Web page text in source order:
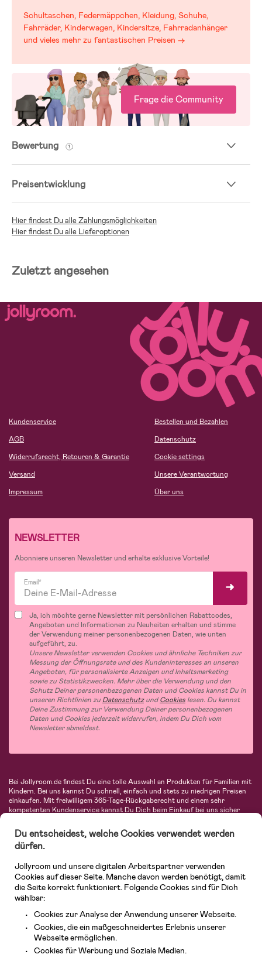
Schultaschen, Federmäppchen, Kleidung, Schuhe,
Fahrräder, Kinderwagen, Kindersitze, Fahrradanhänger
und vieles mehr zu fantastischen Preisen →
Frage die Community
Bewertung
Preisentwicklung
Hier findest Du alle Zahlungsmöglichkeiten
Hier findest Du alle Lieferoptionen
Zuletzt angesehen
Kundenservice
AGB
Widerrufsrecht, Retouren & Garantie
Versand
Impressum
Bestellen und Bezahlen
Datenschutz
Cookie settings
Unsere Verantwortung
Über uns
NEWSLETTER
Abonniere unseren Newsletter und erhalte exklusive Vorteile!
Email*
Ja, ich möchte gerne Newsletter mit persönlichen Rabattcodes,
Angeboten und Informationen zu Neuheiten erhalten und stimme
der Verwendung meiner personenbezogenen Daten, wie unten
aufgeführt, zu.
Unsere Newsletter verwenden Cookies und ähnliche Techniken zur
Messung der Öffnungsrate und des Kundeninteresses an unseren
Angeboten, für personalisierte Anzeigen und Inhaltsmarketing
sowie zu Statistikzwecken. Mehr über die Verwendung und den
Schutz Deiner personenbezogenen Daten und Cookies kannst Du in
unseren Richtlinien zu DatenschutzundCookies lesen. Du kannst
Deine Zustimmung zur Verwendung Deiner personenbezogenen
Daten und Cookies jederzeit widerrufen, indem Du Dich vom
Newsletter abmeldest.
Bei Jollyroom.de findest Du eine tolle Auswahl an Produkten für Familien mit
Kindern. Bei uns kannst Du schnell, einfach und stets zu niedrigen Preisen
einkaufen. Mit freiwilligem 365-Tage-Rückgaberecht und einem sehr
kompetenten Kundenservice kannst Du Dich beim Einkauf bei uns sicher
Autositze, Kinder- und Babymode, Produkte für Mütter und eine Menge
fantastischer Einrichtungsgegenstände, Spielsachen, Babyprodukte und
vieles mehr. Wir haben Produkte von bekannten Herstellern wie Britax, Maxi-
Avent, Jack Wolfskin, Cybex, LEGO und vielen mehr. Schau Dich um in
unserer vielfältigen Online-Boutique für Kinder & Babys. Willkommen!
Du entscheidest, welche Cookies verwendet werden
dürfen.
Jollyroom und unsere digitalen Arbeitspartner verwenden
Cookies auf dieser Seite. Manche davon werden benötigt, damit
die Seite korrekt funktioniert. Folgende Cookies sind für Dich
wählbar:
Cookies zur Analyse der Anwendung unserer Webseite.
Cookies, die ein maßgeschneidertes Erlebnis unserer
Webseite ermöglichen.
Cookies für Werbung und Soziale Medien.